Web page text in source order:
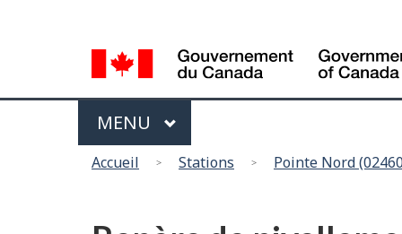
de
la
langue
Menu
MAIN
MENU
Accueil Stations Pointe Nord